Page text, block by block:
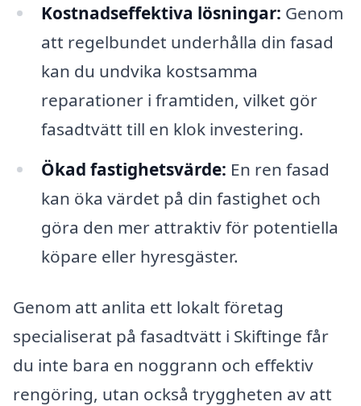
Kostnadseffektiva lösningar: Genom
att regelbundet underhålla din fasad
kan du undvika kostsamma
reparationer i framtiden, vilket gör
fasadtvätt till en klok investering.
Ökad fastighetsvärde: En ren fasad
kan öka värdet på din fastighet och
göra den mer attraktiv för potentiella
köpare eller hyresgäster.
Genom att anlita ett lokalt företag
specialiserat på fasadtvätt i Skiftinge får
du inte bara en noggrann och effektiv
rengöring, utan också tryggheten av att